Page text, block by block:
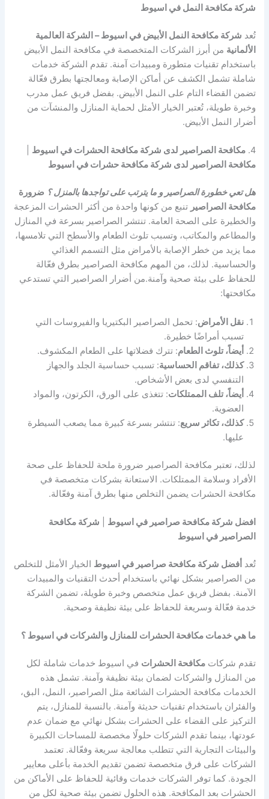
شركة مكافحة النمل في اسيوط
تُعد شركة مكافحة النمل الأبيض في اسيوط – الشركة العالمية
الألمانية من أبرز الشركات المتخصصة في مكافحة النمل الأبيض
باستخدام تقنيات متطورة ومبيدات آمنة. تقدم الشركة خدمات
شاملة تشمل الكشف عن أماكن الإصابة ومعالجتها بطرق فعّالة
تضمن القضاء التام على النمل الأبيض. بفضل فريق عمل مدرب
وخبرة طويلة، تُعتبر الخيار الأمثل لحماية المنازل والمنشآت من
أضرار النمل الأبيض.
4. مكافحة الصراصير لدى شركة مكافحة الحشرات في اسيوط
مكافحة الصراصير لدى شركة مكافحة حشرات في اسيوط
هل تعي خطورة الصراصير و ما يترتب على تواجدها بالمنزل ؟ ضرورة
مكافحة الصراصير تنبع من كونها واحدة من أكثر الحشرات المزعجة
والخطيرة على الصحة العامة. تنتشر الصراصير بسرعة في المنازل
والمطاعم والمكاتب، وتسبب تلوث الطعام والأسطح التي تلامسها،
مما يزيد من خطر الإصابة بالأمراض مثل التسمم الغذائي
والحساسية. لذلك، من المهم مكافحة الصراصير بطرق فعّالة
للحفاظ على بيئة صحية وآمنة.من أضرار الصراصير التي تستدعي
مكافحتها:
نقل الأمراض: تحمل الصراصير البكتيريا والفيروسات التي
تسبب أمراضًا خطيرة.
أيضاً، تلوث الطعام: تترك فضلاتها على الطعام المكشوف.
كذلك، تفاقم الحساسية: تسبب حساسية الجلد والجهاز
التنفسي لدى بعض الأشخاص.
أيضاً، تلف الممتلكات: تتغذى على الورق، الكرتون، والمواد
العضوية.
كذلك، تكاثر سريع: تنتشر بسرعة كبيرة مما يصعب السيطرة
عليها.
لذلك، تعتبر مكافحة الصراصير ضرورة ملحة للحفاظ على صحة
الأفراد وسلامة الممتلكات. الاستعانة بشركات متخصصة في
مكافحة الحشرات يضمن التخلص منها بطرق آمنة وفعّالة.
افضل شركة مكافحة صراصير في اسيوط
شركة مكافحة
الصراصير في اسيوط
تُعد أفضل شركة مكافحة صراصير في اسيوط الخيار الأمثل للتخلص
من الصراصير بشكل نهائي باستخدام أحدث التقنيات والمبيدات
الآمنة. بفضل فريق عمل متخصص وخبرة طويلة، تضمن الشركة
خدمة فعّالة وسريعة للحفاظ على بيئة نظيفة وصحية.
ما هي خدمات مكافحة الحشرات للمنازل والشركات في اسيوط ؟
تقدم شركاتمكافحة الحشرات في اسيوط خدمات شاملة لكل
من المنازل والشركات لضمان بيئة نظيفة وآمنة. تشمل هذه
الخدمات مكافحة الحشرات الشائعة مثل الصراصير، النمل، البق،
والفئران باستخدام تقنيات حديثة وآمنة. بالنسبة للمنازل، يتم
التركيز على القضاء على الحشرات بشكل نهائي مع ضمان عدم
عودتها، بينما تقدم الشركات حلولًا مخصصة للمساحات الكبيرة
والبيئات التجارية التي تتطلب معالجة سريعة وفعّالة. تعتمد
الشركات على فرق متخصصة تضمن تقديم الخدمة بأعلى معايير
الجودة. كما توفر الشركات خدمات وقائية للحفاظ على الأماكن من
الحشرات بعد المكافحة. هذه الحلول تضمن بيئة صحية لكل من